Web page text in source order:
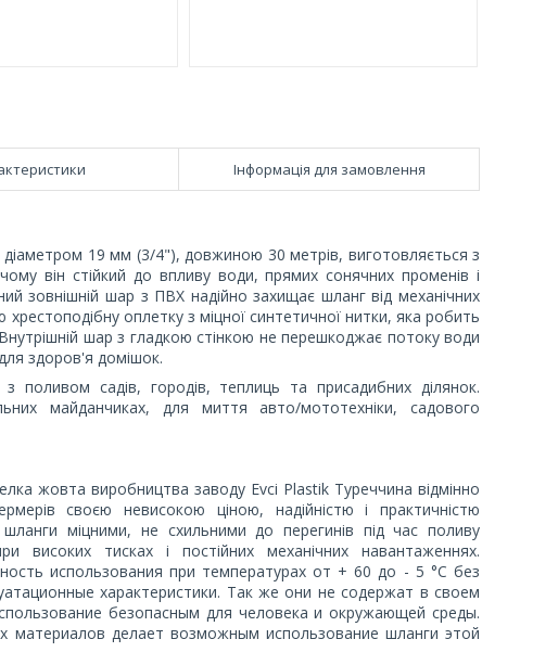
Інформація для замовлення
19 мм (3/4"), довжиною 30 метрів, виготовляється з
він стійкий до впливу води, прямих сонячних променів і
зовнішній шар з ПВХ надійно захищає шланг від механічних
оплетку з міцної синтетичної нитки, яка робить
шар з гладкою стінкою не перешкоджає потоку води
здоров'я домішок.
поливом садів, городів, теплиць та присадибних ділянок.
майданчиках, для миття авто/мототехніки, садового
жовта виробництва заводу Evci Plastik Туреччина відмінно
своєю невисокою ціною, надійністю і практичністю
міцними, не схильними до перегинів під час поливу
високих тисках і постійних механічних навантаженнях.
использования при температурах от + 60 до - 5 °C без
характеристики. Так же они не содержат в своем
безопасным для человека и окружающей среды.
материалов делает возможным использование шланги этой